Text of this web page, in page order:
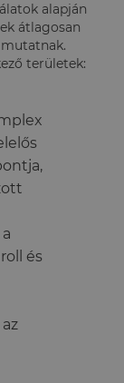
alapján
átlagosan
területek:
és